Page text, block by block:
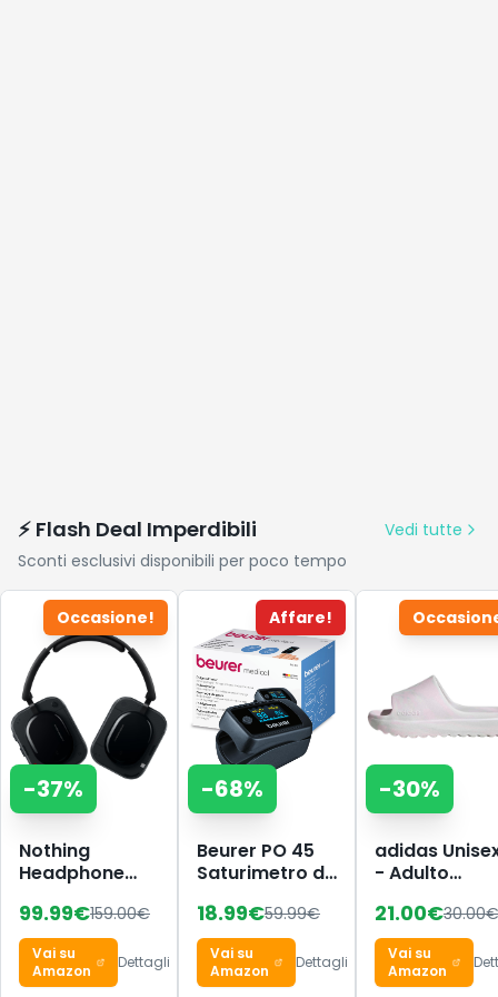
⚡ Flash Deal Imperdibili
Vedi tutte
Sconti esclusivi disponibili per poco tempo
Occasione!
-37%
Nothing
Headphone
Wireless Over
Ear con
Cancellazione
Attiva del
99.99€159.00€
Vai su
Amazon
Dettagli
Affare!
-68%
Beurer PO 45
Saturimetro da
Professionale
Certificato,
Monitoraggio
della
18.99€59.99€
Vai su
Amazon
Dettagli
-30%
adidas
- Adulto
Slides
Distilled
Pink/crystal
white/dash
21.00€30.00€
Vai su
Amazon